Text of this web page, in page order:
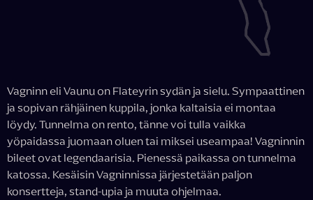
Vagninn eli Vaunu on Flateyrin sydän ja sielu. Sympaattinen
ja sopivan rähjäinen kuppila, jonka kaltaisia ei montaa
löydy. Tunnelma on rento, tänne voi tulla vaikka
yöpaidassa juomaan oluen tai miksei useampaa! Vagninnin
bileet ovat legendaarisia. Pienessä paikassa on tunnelma
katossa. Kesäisin Vagninnissa järjestetään paljon
konsertteja, stand-upia ja muuta ohjelmaa.